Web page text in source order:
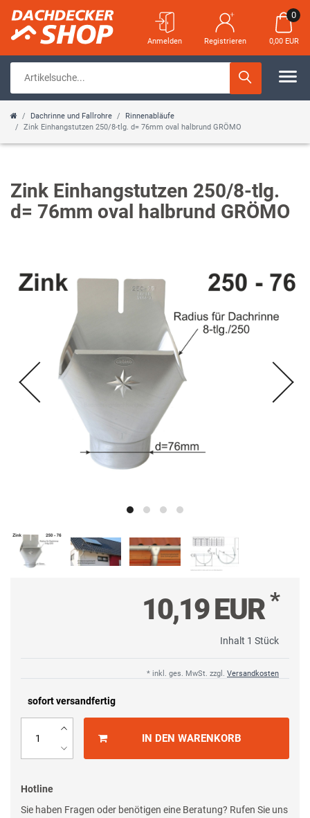
Anmelden Registrieren
0
0,00 EUR
Dachrinne und Fallrohre
Rinnenabläufe
Zink Einhangstutzen 250/8-tlg. d= 76mm oval halbrund GRÖMO
Zink Einhangstutzen 250/8-tlg.
d= 76mm oval halbrund GRÖMO
10,19 EUR*
Inhalt 1 Stück
* inkl. ges. MwSt. zzgl. Versandkosten
sofort versandfertig
IN DEN WARENKORB
Hotline
Sie haben Fragen oder benötigen eine Beratung? Rufen Sie uns